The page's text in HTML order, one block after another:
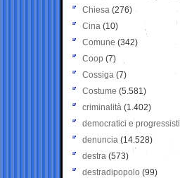
Chiesa (276)
Cina (10)
Comune (342)
Coop (7)
Cossiga (7)
Costume (5.581)
criminalità (1.402)
democratici e progressisti
denuncia (14.528)
destra (573)
destradipopolo (99)